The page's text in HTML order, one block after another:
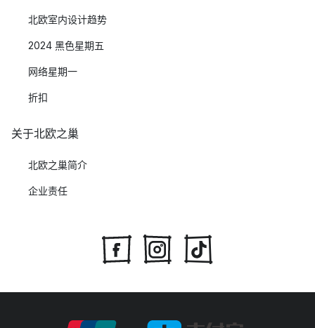
北欧室内设计趋势
2024 黑色星期五
网络星期一
折扣
关于北欧之巢
北欧之巢简介
企业责任